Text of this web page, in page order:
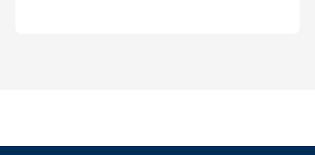
Rio Grande do Sul (RS)